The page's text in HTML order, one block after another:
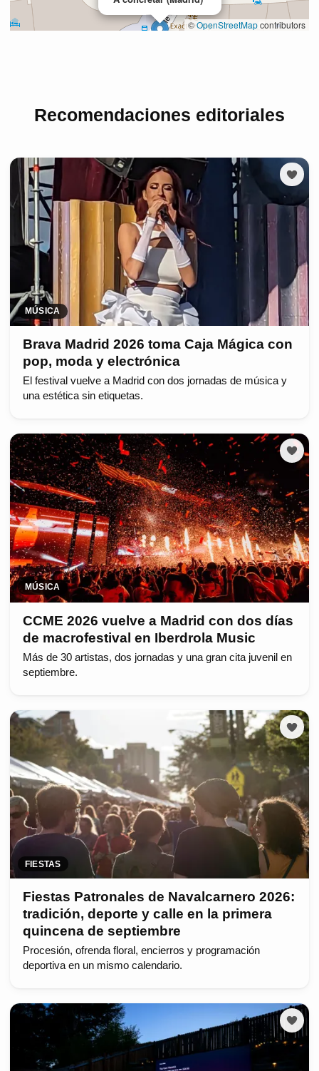
Recomendaciones editoriales
MÚSICA
Brava Madrid 2026 toma Caja Mágica con
pop, moda y electrónica
El festival vuelve a Madrid con dos jornadas de música y
una estética sin etiquetas.
MÚSICA
CCME 2026 vuelve a Madrid con dos días
de macrofestival en Iberdrola Music
Más de 30 artistas, dos jornadas y una gran cita juvenil en
septiembre.
FIESTAS
Fiestas Patronales de Navalcarnero 2026:
tradición, deporte y calle en la primera
quincena de septiembre
Procesión, ofrenda floral, encierros y programación
deportiva en un mismo calendario.